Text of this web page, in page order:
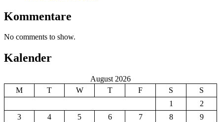
Kommentare
No comments to show.
Kalender
August 2026
M
T W T F S
S
1
2
3
4 5 6 7 8
9